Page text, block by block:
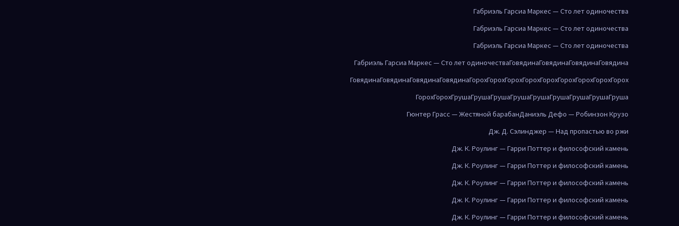
Габриэль Гарсиа Маркес — Сто лет одиночества
Габриэль Гарсиа Маркес — Сто лет одиночества
Габриэль Гарсиа Маркес — Сто лет одиночества
Габриэль Гарсиа Маркес — Сто лет одиночестваГовядинаГовядинаГовядинаГовядина
ГовядинаГовядинаГовядинаГовядинаГорохГорохГорохГорохГорохГорохГорохГорохГорох
ГорохГорохГрушаГрушаГрушаГрушаГрушаГрушаГрушаГрушаГруша
Гюнтер Грасс — Жестяной барабанДаниэль Дефо — Робинзон Крузо
Дж. Д. Сэлинджер — Над пропастью во ржи
Дж. К. Роулинг — Гарри Поттер и философский камень
Дж. К. Роулинг — Гарри Поттер и философский камень
Дж. К. Роулинг — Гарри Поттер и философский камень
Дж. К. Роулинг — Гарри Поттер и философский камень
Дж. К. Роулинг — Гарри Поттер и философский камень